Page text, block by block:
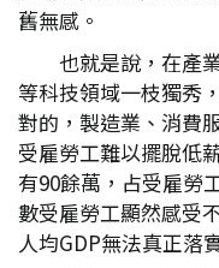
舊無感。
也就是說，在產
等科技領域一枝獨秀
對的，製造業、消費
受雇勞工難以擺脫低
有90餘萬，占受雇勞
數受雇勞工顯然感受
人均GDP無法真正落